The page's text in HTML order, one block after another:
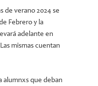
de verano 2024 se
Febrero y la
adelante en
mismas cuentan
alumnxs que deban